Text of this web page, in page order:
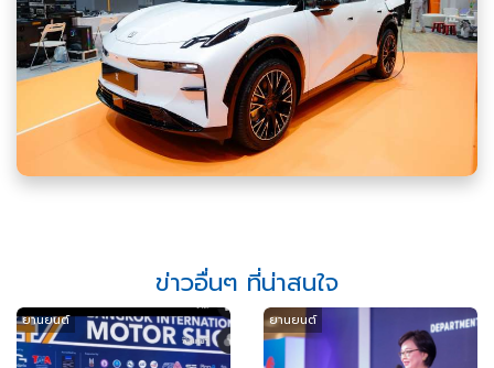
ข่าวอื่นๆ ที่น่าสนใจ
ยานยนต์ ยานยนต์